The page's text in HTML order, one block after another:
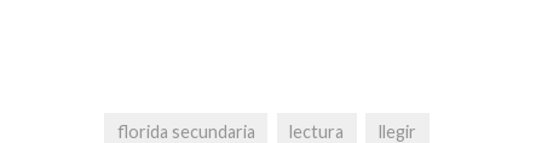
florida secundaria lectura llegir